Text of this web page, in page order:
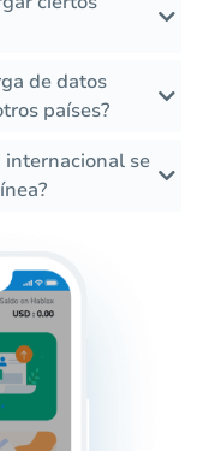
de datos
países?
internacional se